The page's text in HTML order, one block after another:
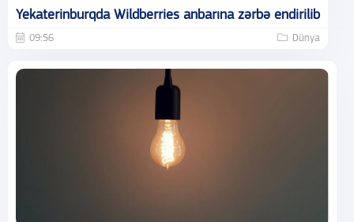
Yekaterinburqda Wildberries anbarına zərbə endirilib
09:56 Dünya